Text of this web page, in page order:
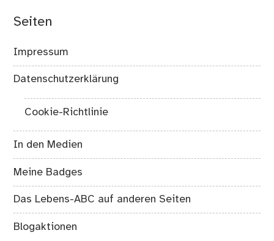
Seiten
Impressum
Datenschutzerklärung
Cookie-Richtlinie
In den Medien
Meine Badges
Das Lebens-ABC auf anderen Seiten
Blogaktionen